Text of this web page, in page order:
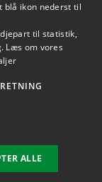
ENGLISH
blå ikon nederst til
til statistik,
Læs om vores
ALLE